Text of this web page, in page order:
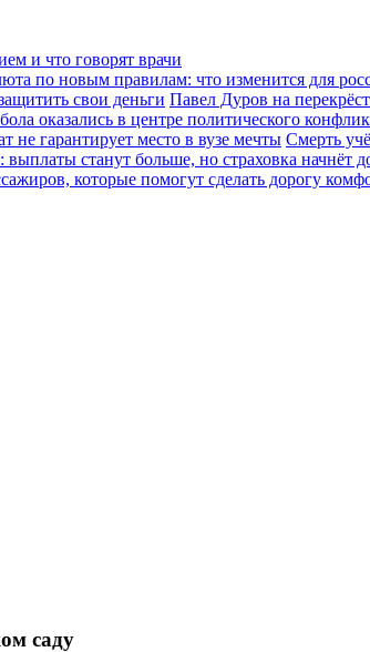
и что говорят врачи
по новым правилам: что изменится для
свои деньги Павел Дуров на
оказались в центре политического
гарантирует место в вузе мечты Смерть
станут больше, но страховка начнёт
которые помогут сделать дорогу
саду